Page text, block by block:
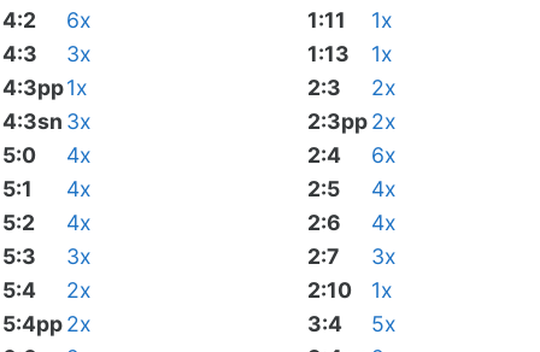
4:2
6x
4:3
3x
4:3pp1x
4:3sn 3x
5:0
4x
5:1
4x
5:2
4x
5:3
3x
5:4
2x
5:4pp2x
1:11
1x
1:13
1x
2:3
2x
2:3pp2x
2:4
6x
2:5
4x
2:6
4x
2:7
3x
2:10
1x
3:4
5x